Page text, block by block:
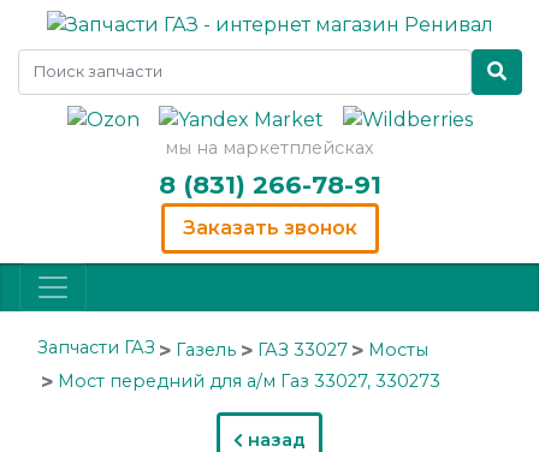
мы на маркетплейсках
8 (831) 266-78-91
Заказать звонок
Запчасти ГАЗ Газель ГАЗ 33027
Мосты
Мост передний для а/м Газ 33027, 330273
назад